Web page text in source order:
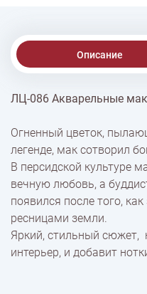
Описание
% Скидки
Доставка
Оплата
ЛЦ-086 Акварельные
Огненный цветок,
легенде, мак сотворил
В персидской культуре
вечную любовь, а
появился после того,
ресницами земли.
Яркий, стильный сюжет,
интерьер, и добавит